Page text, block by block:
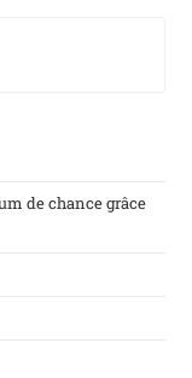
de chance grâce